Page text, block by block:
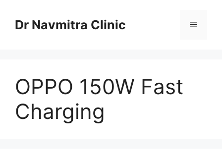
contentDr Navmitra Clinic Menu
OPPO 150W Fast
Charging